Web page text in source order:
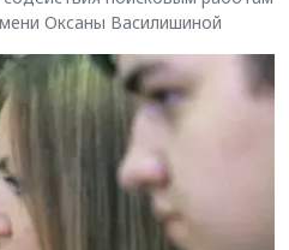
Оксаны Василишиной